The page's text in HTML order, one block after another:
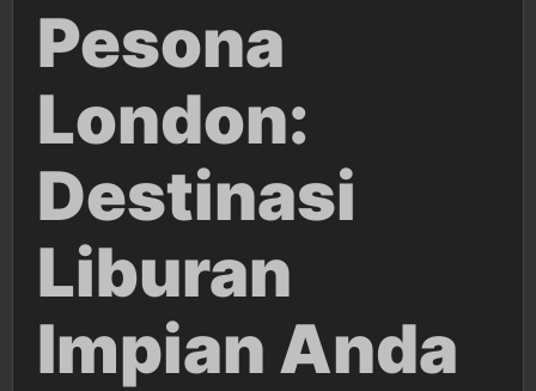
Pesona
London:
Destinasi
Liburan
Impian Anda